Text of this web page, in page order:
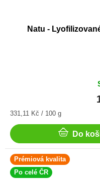
Natu -
Měrná
331,11 Kč / 100 g
Do
Prémiová kvalita
Po celé ČR